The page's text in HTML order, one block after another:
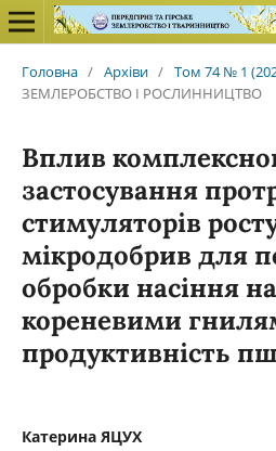
Головна / Архіви / Том 74 № 1
ЗЕМЛЕРОБСТВО І РОСЛИННИЦТВО
Вплив
застосування
стимуляторів
мікродобрив для
обробки насіння
кореневими
продуктивність
Катерина ЯЦУХ